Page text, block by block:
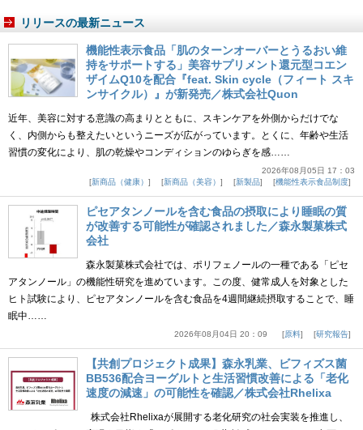
リリースの最新ニュース
機能性表示食品「肌のターンオーバーとうるおい維
持をサポートする」美容サプリメント還元型コエン
ザイムQ10を配合『feat. Skin cycle（フィート スキ
ンサイクル）』が新発売／株式会社Quon
近年、美容に対する意識の高まりとともに、スキンケアを外側からだけでな
く、内側からも整えたいというニーズが広がっています。とくに、年齢や生活
習慣の変化により、肌の乾燥やコンディションのゆらぎを感……
2026年08月05日 17：03
新商品（健康）
新商品（美容） 新製品 機能性表示食品制度
ピセアタンノールを含む食品の摂取により睡眠の質
が改善する可能性が確認されました／森永製菓株式
会社
森永製菓株式会社では、ポリフェノールの一種である「ピセ
アタンノール」の機能性研究を進めています。この度、健常成人を対象とした
ヒト試験により、ピセアタンノールを含む食品を4週間継続摂取することで、睡
眠中……
2026年08月04日 20：09 原料 研究報告
【共創プロジェクト成果】森永乳業、ビフィズス菌
BB536配合ヨーグルトと生活習慣改善による「老化
速度の減速」の可能性を確認／株式会社Rhelixa
株式会社Rhelixaが展開する老化研究の社会実装を推進し、